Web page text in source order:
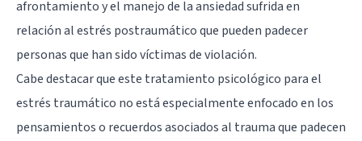
afrontamiento y el manejo de la ansiedad sufrida en
relación alestrés postraumáticoque pueden padecer
personas que han sido víctimas de violación.
Cabe destacar que este tratamiento psicológico para el
estrés traumático no está especialmente enfocado en los
pensamientos o recuerdos asociados al trauma que padecen